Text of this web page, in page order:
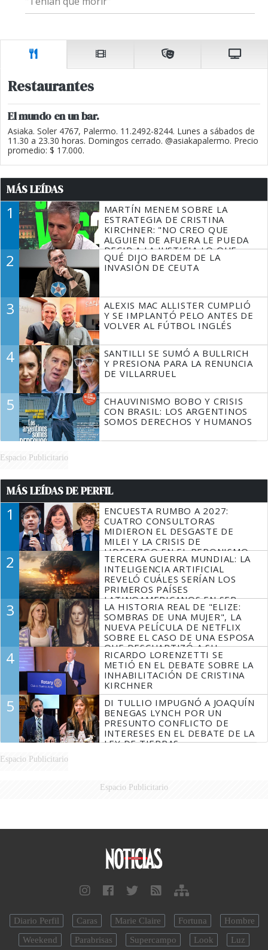
Restaurantes
El mundo en un bar.
Asiaka. Soler 4767, Palermo. 11.2492-8244. Lunes a sábados de
11.30 a 23.30 horas. Domingos cerrado. @asiakapalermo. Precio
promedio: $ 17.000.
MÁS LEÍDAS
1
MARTÍN MENEM SOBRE LA
ESTRATEGIA DE CRISTINA
KIRCHNER: "NO CREO QUE
ALGUIEN DE AFUERA LE PUEDA
DECIR A LA JUSTICIA LO QUE
TIENE QUE HACER"
2
QUÉ DIJO BARDEM DE LA
INVASIÓN DE CEUTA
3
ALEXIS MAC ALLISTER CUMPLIÓ
Y SE IMPLANTÓ PELO ANTES DE
VOLVER AL FÚTBOL INGLÉS
4
SANTILLI SE SUMÓ A BULLRICH
Y PRESIONA PARA LA RENUNCIA
DE VILLARRUEL
5
CHAUVINISMO BOBO Y CRISIS
CON BRASIL: LOS ARGENTINOS
SOMOS DERECHOS Y HUMANOS
Espacio Publicitario
MÁS LEÍDAS DE PERFIL
1
ENCUESTA RUMBO A 2027:
CUATRO CONSULTORAS
MIDIERON EL DESGASTE DE
MILEI Y LA CRISIS DE
LIDERAZGO EN EL PERONISMO
2
TERCERA GUERRA MUNDIAL: LA
INTELIGENCIA ARTIFICIAL
REVELÓ CUÁLES SERÍAN LOS
PRIMEROS PAÍSES
LATINOAMERICANOS EN SER
DERROTADOS
3
LA HISTORIA REAL DE "ELIZE:
SOMBRAS DE UNA MUJER", LA
NUEVA PELÍCULA DE NETFLIX
SOBRE EL CASO DE UNA ESPOSA
QUE DESCUARTIZÓ A SU
MARIDO
4
RICARDO LORENZETTI SE
METIÓ EN EL DEBATE SOBRE LA
INHABILITACIÓN DE CRISTINA
KIRCHNER
5
DI TULLIO IMPUGNÓ A JOAQUÍN
BENEGAS LYNCH POR UN
PRESUNTO CONFLICTO DE
INTERESES EN EL DEBATE DE LA
LEY DE TIERRAS
Espacio Publicitario
Espacio Publicitario
Diario Perfil Caras Marie Claire Fortuna
Hombre
Weekend
Parabrisas Supercampo Look Luz